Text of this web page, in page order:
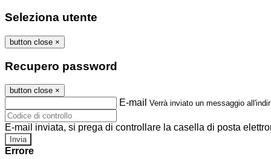
Seleziona utente
button close ×
Recupero password
button close ×
E-mail Verrà inviato un messaggio
E-mail inviata, si prega di controllare la casella di posta
Errore